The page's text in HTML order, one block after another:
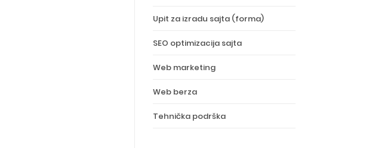
Upit za izradu sajta (forma)
SEO optimizacija sajta
Web marketing
Web berza
Tehnička podrška